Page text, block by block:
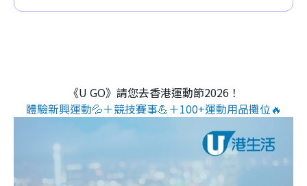
《U GO》請您去香港運動節2026！
體驗新興運動💦＋競技賽事💪＋100+運動用品攤位🔥